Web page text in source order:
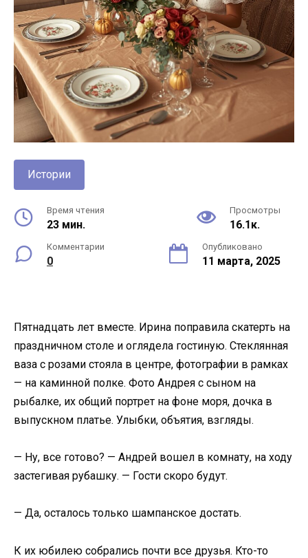
Истории
Время чтения
23 мин.
Просмотры
16.1к.
Комментарии
0
Опубликовано
11 марта, 2025
Пятнадцать лет вместе. Ирина поправила скатерть на
праздничном столе и оглядела гостиную. Стеклянная
ваза с розами стояла в центре, фотографии в рамках
— на каминной полке. Фото Андрея с сыном на
рыбалке, их общий портрет на фоне моря, дочка в
выпускном платье. Улыбки, объятия, взгляды.
— Ну, все готово? — Андрей вошел в комнату, на ходу
застегивая рубашку. — Гости скоро будут.
— Да, осталось только шампанское достать.
К их юбилею собрались почти все друзья. Кто-то